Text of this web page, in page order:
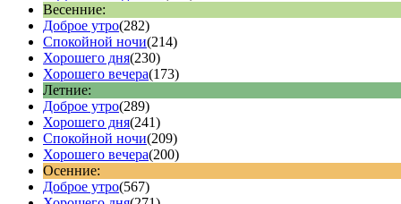
Весенние:
Доброе утро(282)
Спокойной ночи(214)
Хорошего дня(230)
Хорошего вечера(173)
Летние:
Доброе утро(289)
Хорошего дня(241)
Спокойной ночи(209)
Хорошего вечера(200)
Осенние:
Доброе утро(567)